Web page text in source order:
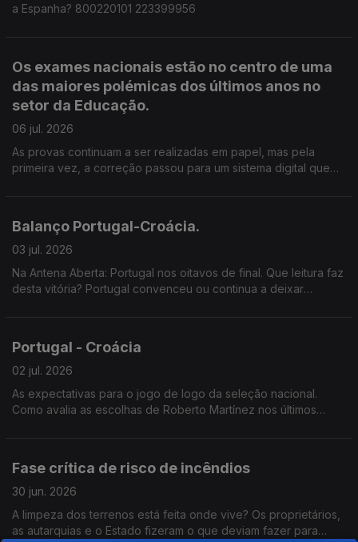
a Espanha? 800220101 223399956
Os exames nacionais estão no centro de uma
das maiores polémicas dos últimos anos no
setor da Educação.
06 jul. 2026
As provas continuam a ser realizadas em papel, mas pela
primeira vez, a correção passou para um sistema digital que
notas da primeira fase dos exames nacionais, aumentando a
preocupação de estudantes e famílias numa altura decisiva
correção digital dos exames nacionais? Os alunos podem
confiar que as suas provas estão a ser corrigidas de forma
inevitável? 800 22 01 01 22 33 99956
Balanço Portugal-Croácia.
03 jul. 2026
Na Antena Aberta: Portugal nos oitavos de final. Que leitura faz
desta vitória? Portugal convenceu ou continua a deixar
Portugal - Croácia
02 jul. 2026
As expectativas para o jogo de logo da seleção nacional.
Como avalia as escolhas de Roberto Martínez nos últimos
Fase crítica de risco de incêndios
30 jun. 2026
A limpeza dos terrenos está feita onde vive? Os proprietários,
as autarquias e o Estado fizeram o que deviam fazer para